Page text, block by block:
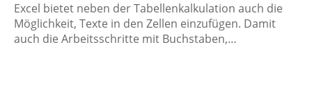
Excel bietet neben der Tabellenkalkulation auch die
Möglichkeit, Texte in den Zellen einzufügen. Damit
auch die Arbeitsschritte mit Buchstaben,…